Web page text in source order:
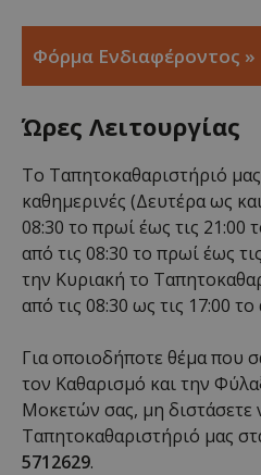
Φόρμα Ενδιαφέροντος »
Ώρες Λειτουργίας
Το Ταπητοκαθαριστήριό μας
καθημερινές (Δευτέρα ως
08:30 το πρωί έως τις 21:00
από τις 08:30 το πρωί έως
την Κυριακή το
από τις 08:30 ως τις 17:00
Για οποιοδήποτε θέμα που
τον Καθαρισμό και την
Μοκετών σας, μη διστάσετε
Ταπητοκαθαριστήριό μας
5712629.